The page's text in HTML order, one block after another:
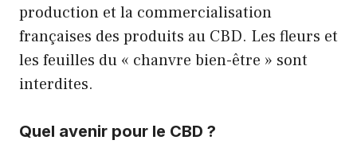
production et la commercialisation
françaises des produits au CBD. Les fleurs et
les feuilles du « chanvre bien-être » sont
interdites.
Quel avenir pour le CBD ?